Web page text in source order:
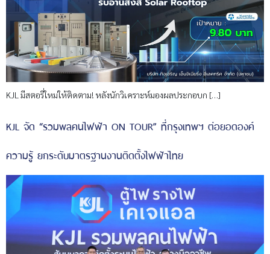
KJL มีสตอรี่ใหม่ให้ติดตาม! หลังนักวิเคราะห์มองผลประกอบก […]
KJL จัด “รวมพลคนไฟฟ้า ON TOUR” ที่กรุงเทพฯ ต่อยอดองค์
ความรู้ ยกระดับมาตรฐานงานติดตั้งไฟฟ้าไทย